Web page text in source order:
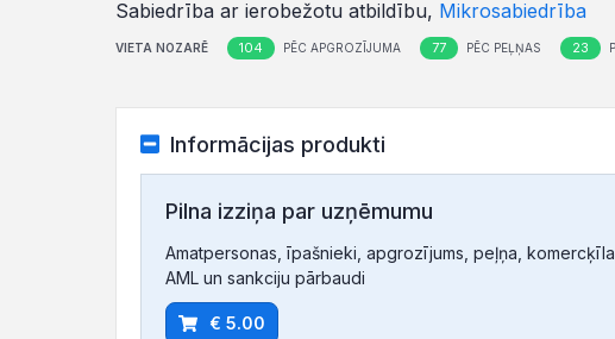
Sabiedrība ar ierobežotu atbildību, Mikrosabiedrība
VIETA NOZARĒ 104 PĒC APGROZĪJUMA 77 PĒC PEĻŅAS 23
Informācijas produkti
Pilna izziņa par uzņēmumu
Amatpersonas, īpašnieki, apgrozījums, peļņa,
AML un sankciju pārbaudi
€ 5.00